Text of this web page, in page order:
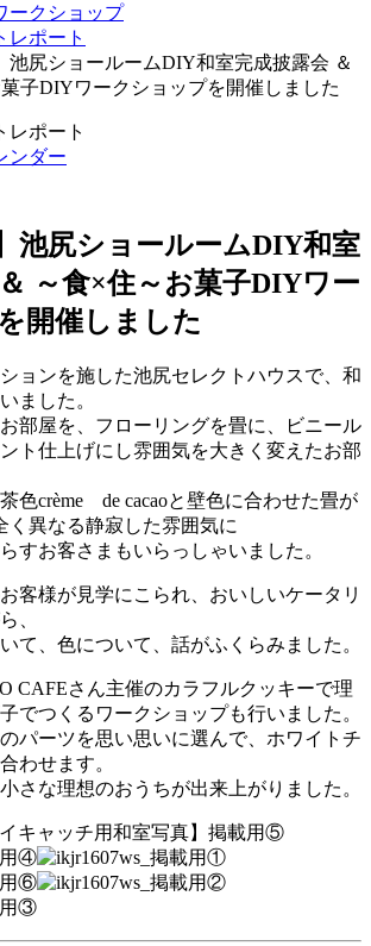
ークショップ
レポート
池尻ショールームDIY和室完成披露会 ＆
子DIYワークショップを開催しました
レポート
ンダー
池尻ショールームDIY和室
～食×住～お菓子DIYワー
開催しました
ョンを施した池尻セレクトハウスで、和
ました。
部屋を、フローリングを畳に、ビニール
ト仕上げにし雰囲気を大きく変えたお部
色crème de cacaoと壁色に合わせた畳が
く異なる静寂した雰囲気に
すお客さまもいらっしゃいました。
客様が見学にこられ、おいしいケータリ
、
て、色について、話がふくらみました。
CAFEさん主催のカラフルクッキーで理
でつくるワークショップも行いました。
パーツを思い思いに選んで、ホワイトチ
わせます。
さな理想のおうちが出来上がりました。